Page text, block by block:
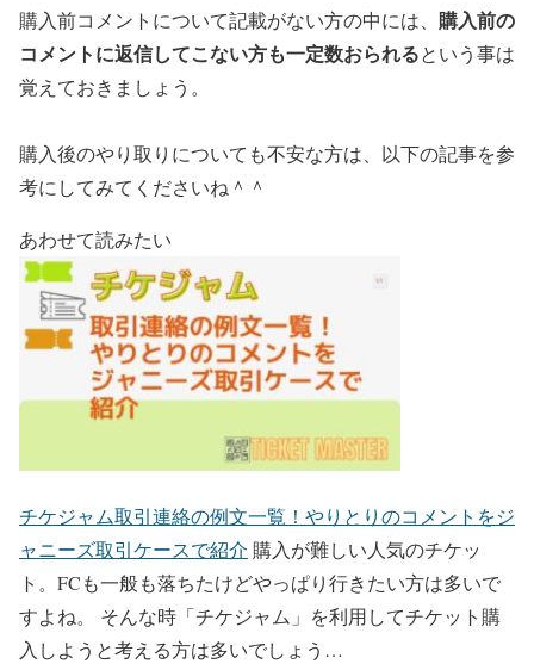
購入前コメントについて記載がない方の中には、 購入前の
コメントに返信してこない方も一定数おられるという事は
覚えておきましょう。
購入後のやり取りについても不安な方は、以下の記事を参
考にしてみてくださいね＾＾
あわせて読みたい
チケジャム取引連絡の例文一覧！やりとりのコメントをジ
ャニーズ取引ケースで紹介 購入が難しい人気のチケッ
ト。FCも一般も落ちたけどやっぱり行きたい方は多いで
すよね。 そんな時「チケジャム」を利用してチケット購
入しようと考える方は多いでしょう…